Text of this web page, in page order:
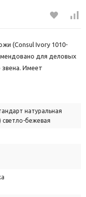
(Consul Ivory 1010-
для деловых
Имеет
натуральная
светло-бежевая